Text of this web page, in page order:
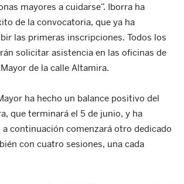
mayores a cuidarse”. Iborra ha
de la convocatoria, que ya ha
las primeras inscripciones. Todos los
solicitar asistencia en las oficinas de
de la calle Altamira.
ha hecho un balance positivo del
que terminará el 5 de junio, y ha
continuación comenzará otro dedicado
con cuatro sesiones, una cada